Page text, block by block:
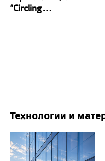
“Circling...
Технологии и